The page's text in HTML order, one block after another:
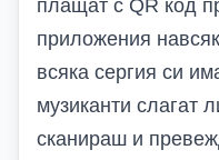
плащат с QR код
приложения
всяка сергия си
музиканти слагат
сканираш и